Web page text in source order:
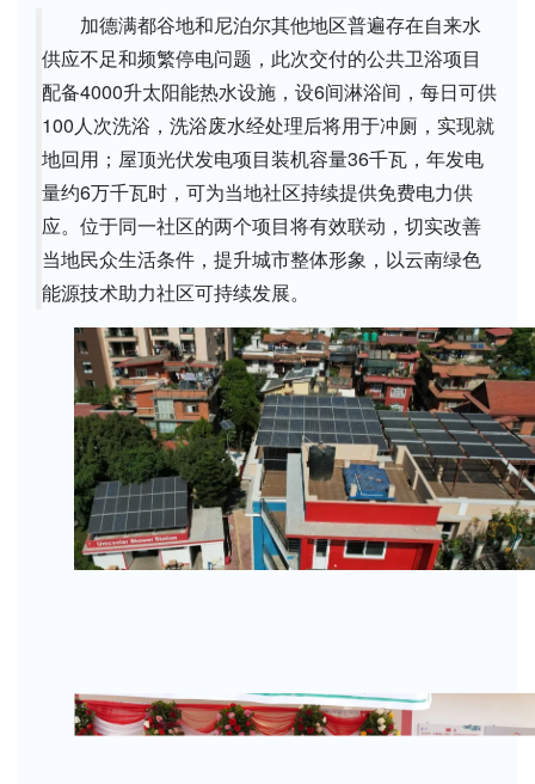
加德满都谷地和尼泊尔其他地区普遍存在自来水
供应不足和频繁停电问题，此次交付的公共卫浴项目
配备4000升太阳能热水设施，设6间淋浴间，每日可供
100人次洗浴，洗浴废水经处理后将用于冲厕，实现就
地回用；屋顶光伏发电项目装机容量36千瓦，年发电
量约6万千瓦时，可为当地社区持续提供免费电力供
应。位于同一社区的两个项目将有效联动，切实改善
当地民众生活条件，提升城市整体形象，以云南绿色
能源技术助力社区可持续发展。